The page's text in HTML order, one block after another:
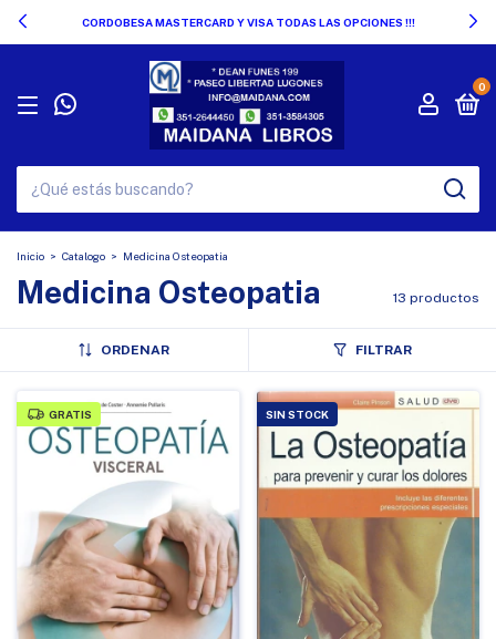
CORDOBESA MASTERCARD Y VISA TODAS LAS OPCIONES !!!
0
Inicio > Catalogo > Medicina Osteopatia
Medicina Osteopatia 13 productos
ORDENAR FILTRAR
GRATIS SIN STOCK